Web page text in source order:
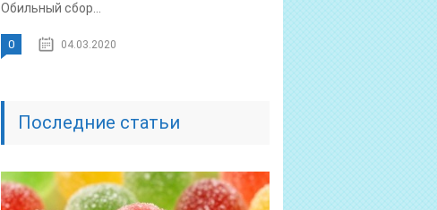
Обильный сбор...
0 04.03.2020
Последние статьи